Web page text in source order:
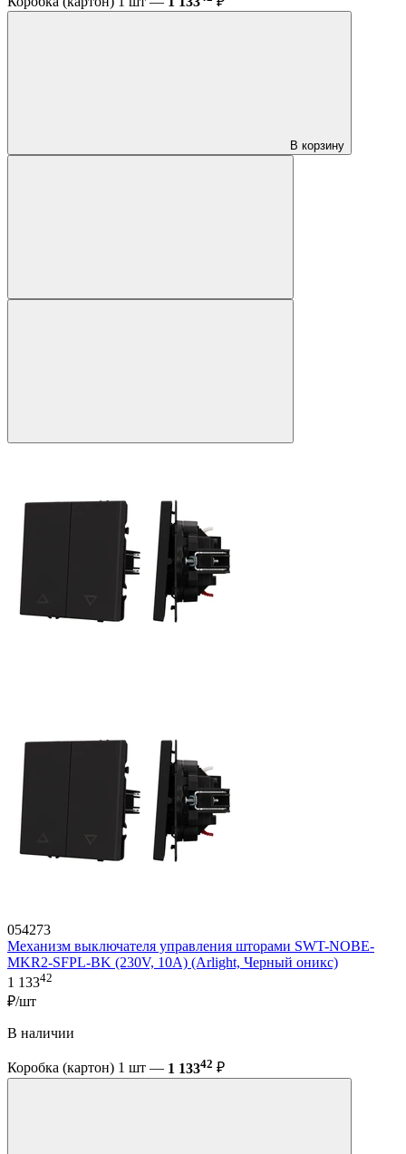
В корзину
054273
Механизм выключателя управления шторами SWT-NOBE-
MKR2-SFPL-BK (230V, 10A) (Arlight, Черный оникс)
1 13342
₽/шт
В наличии
Коробка (картон) 1 шт — 1 13342 ₽